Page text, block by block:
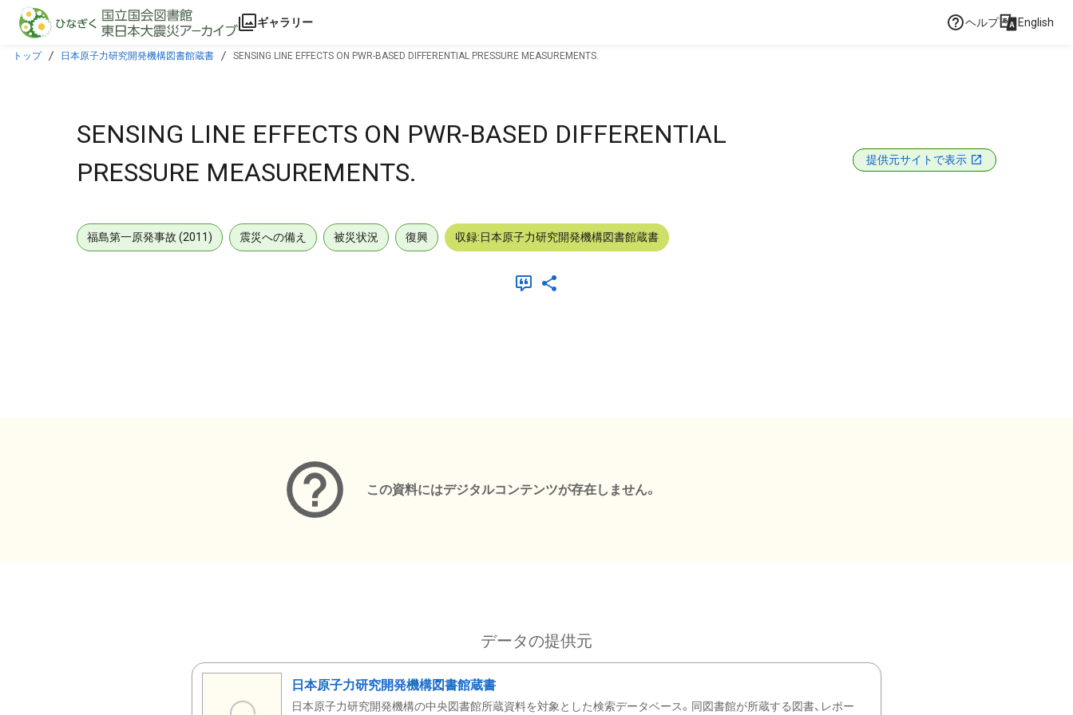
本文に飛ぶ
ギャラリー ヘルプ English
トップ 日本原子力研究開発機構図書館蔵書 SENSING LINE EFFECTS ON PWR-BASED DIFFERENTIAL PRESSURE MEASUREMENTS.
SENSING LINE EFFECTS ON PWR-BASED DIFFERENTIAL
PRESSURE MEASUREMENTS.
提供元サイトで表示
福島第一原発事故 (2011) 震災への備え 被災状況 復興 収録:日本原子力研究開発機構図書館蔵書
この資料にはデジタルコンテンツが存在しません。
データの提供元
日本原子力研究開発機構図書館蔵書
日本原子力研究開発機構の中央図書館所蔵資料を対象とした検索データベース。同図書館が所蔵する図書、レポー